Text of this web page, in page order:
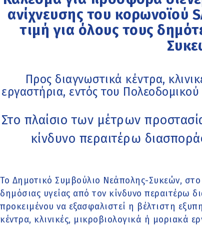
ανίχνευσης του κορωνοϊού
τιμή για όλους τους
Προς διαγνωστικά κέντρα,
εργαστήρια, εντός του
Στο πλαίσιο των μέτρων
κίνδυνο περαιτέρω
Το Δημοτικό Συμβούλιο Νεάπολης-Συκεών,
δημόσιας υγείας από τον κίνδυνο περαιτέρω
προκειμένου να εξασφαλιστεί η βέλτιστη
κέντρα, κλινικές, μικροβιολογικά ή μοριακά